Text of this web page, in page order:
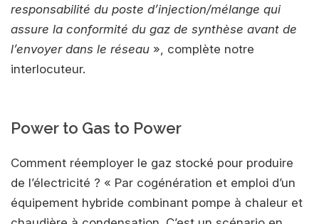
responsabilité du poste d’injection/mélange qui
assure la conformité du gaz de synthèse avant de
l’envoyer dans le réseau », complète notre
interlocuteur.
Power to Gas to Power
Comment réemployer le gaz stocké pour produire
de l’électricité ? « Par cogénération et emploi d’un
équipement hybride combinant pompe à chaleur et